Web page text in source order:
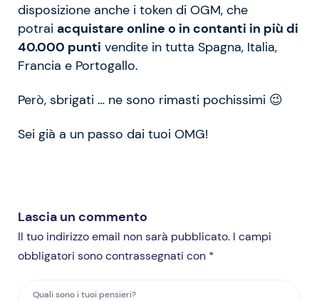
disposizione anche i token di OGM, che
potrai acquistare online o in contanti in più di
40.000 punti vendite in tutta Spagna, Italia,
Francia e Portogallo.
Però, sbrigati … ne sono rimasti pochissimi 😉
Sei già a un passo dai tuoi OMG!
Lascia un commento
Il tuo indirizzo email non sarà pubblicato. I campi
obbligatori sono contrassegnati con *